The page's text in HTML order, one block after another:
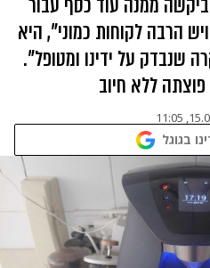
הרבה לקוחות כמוני", היא
במקרה שנבדק על ידינו ומטופל".
בגוגל